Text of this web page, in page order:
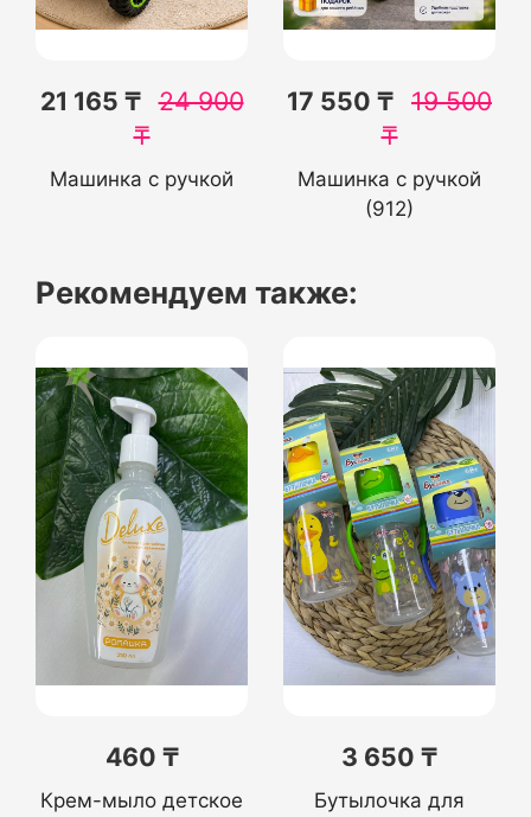
21 165 ₸ 24 900
₸
Машинка с ручкой
17 550 ₸ 19 500
₸
Машинка с ручкой
(912)
Рекомендуем также:
460 ₸
Крем-мыло детское
3 650 ₸
Бутылочка для